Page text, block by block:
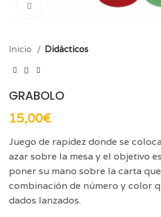
Click para aumentar
Inicio Didácticos
GRABOLO
15,00€
Juego de rapidez donde se
azar sobre la mesa y el objetivo
poner su mano sobre la carta
combinación de número y color
dados lanzados.